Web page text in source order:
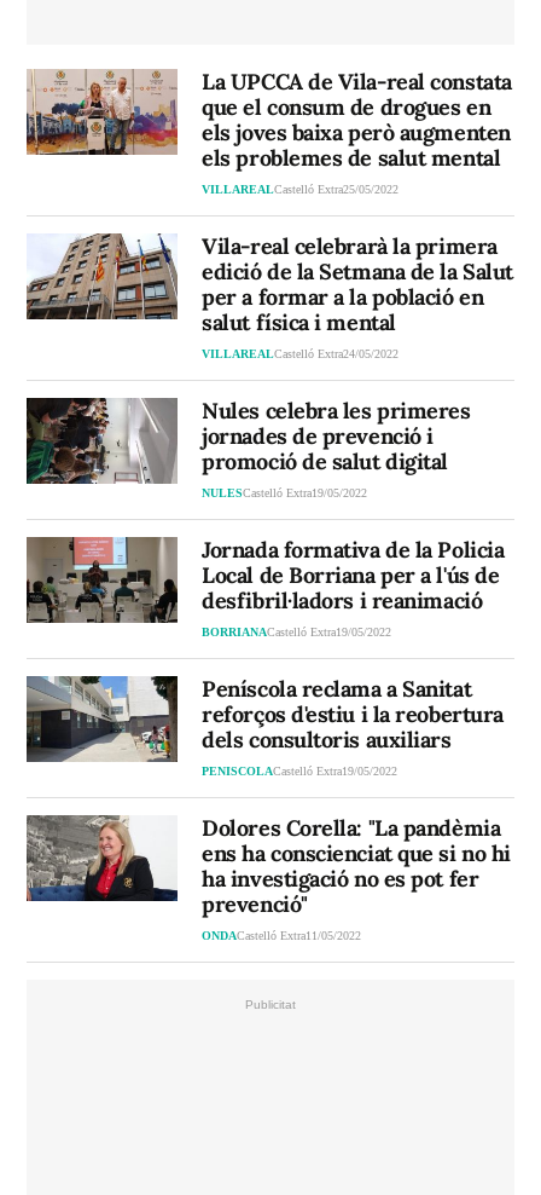
La UPCCA de Vila-real constata
que el consum de drogues en
els joves baixa però augmenten
els problemes de salut mental
VILLAREALCastelló Extra25/05/2022
Vila-real celebrarà la primera
edició de la Setmana de la Salut
per a formar a la població en
salut física i mental
VILLAREALCastelló Extra24/05/2022
Nules celebra les primeres
jornades de prevenció i
promoció de salut digital
NULESCastelló Extra19/05/2022
Jornada formativa de la Policia
Local de Borriana per a l'ús de
desfibril·ladors i reanimació
BORRIANACastelló Extra19/05/2022
Peníscola reclama a Sanitat
reforços d'estiu i la reobertura
dels consultoris auxiliars
PENISCOLACastelló Extra19/05/2022
Dolores Corella: "La pandèmia
ens ha conscienciat que si no hi
ha investigació no es pot fer
prevenció"
ONDACastelló Extra11/05/2022